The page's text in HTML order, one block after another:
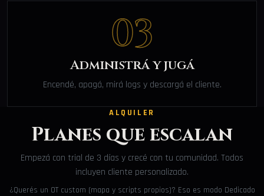
03
Administrá y jugá
Encendé, apagá, mirá logs y descargá el cliente.
ALQUILER
Planes que escalan
Empezá con trial de 3 días y crecé con tu comunidad. Todos
incluyen cliente personalizado.
¿Querés un OT custom (mapa y scripts propios)? Eso es modo Dedicado